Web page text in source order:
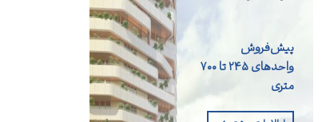
پیش‌فروش
واحد‌های ۲۴۵ تا ۷۰۰
متری